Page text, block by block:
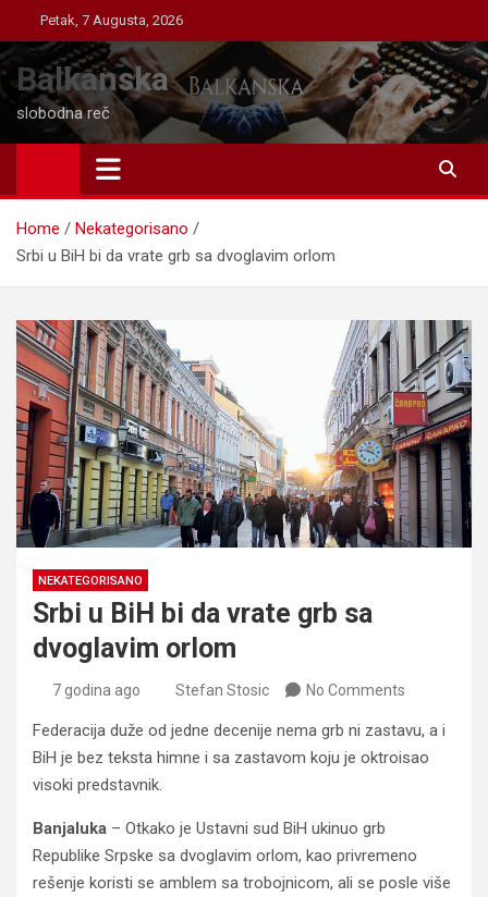
to
content
Petak, 7 Augusta, 2026
Balkanska
slobodna reč
Home
Nekategorisano
Srbi u BiH bi da vrate grb sa dvoglavim orlom
NEKATEGORISANO
Srbi u BiH bi da vrate grb sa
dvoglavim orlom
7 godina ago Stefan Stosic No Comments
Federacija duže od jedne decenije nema grb ni zastavu, a i
BiH je bez teksta himne i sa zastavom koju je oktroisao
visoki predstavnik.
Banjaluka – Otkako je Ustavni sud BiH ukinuo grb
Republike Srpske sa dvoglavim orlom, kao privremeno
rešenje koristi se amblem sa trobojnicom, ali se posle više